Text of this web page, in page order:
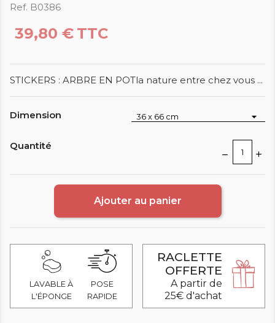
Ref. B0386
39,80 € TTC
STICKERS : ARBRE EN POTla nature entre chez vous ...
Dimension
Quantité
Ajouter au panier
LAVABLE À
L'ÉPONGE
POSE
RAPIDE
RACLETTE
OFFERTE
A partir de
25€ d'achat